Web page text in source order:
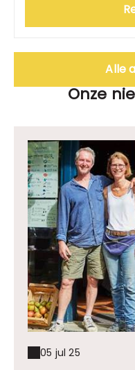
Alle
Onze
05 jul 25